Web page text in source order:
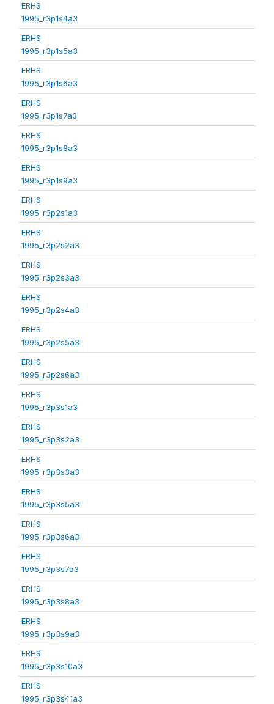
ERHS
1995_r3p1s4a3
ERHS
1995_r3p1s5a3
ERHS
1995_r3p1s6a3
ERHS
1995_r3p1s7a3
ERHS
1995_r3p1s8a3
ERHS
1995_r3p1s9a3
ERHS
1995_r3p2s1a3
ERHS
1995_r3p2s2a3
ERHS
1995_r3p2s3a3
ERHS
1995_r3p2s4a3
ERHS
1995_r3p2s5a3
ERHS
1995_r3p2s6a3
ERHS
1995_r3p3s1a3
ERHS
1995_r3p3s2a3
ERHS
1995_r3p3s3a3
ERHS
1995_r3p3s5a3
ERHS
1995_r3p3s6a3
ERHS
1995_r3p3s7a3
ERHS
1995_r3p3s8a3
ERHS
1995_r3p3s9a3
ERHS
1995_r3p3s10a3
ERHS
1995_r3p3s41a3